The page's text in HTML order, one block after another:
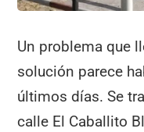
Un problema que
solución parece
últimos días. Se
calle El Caballito